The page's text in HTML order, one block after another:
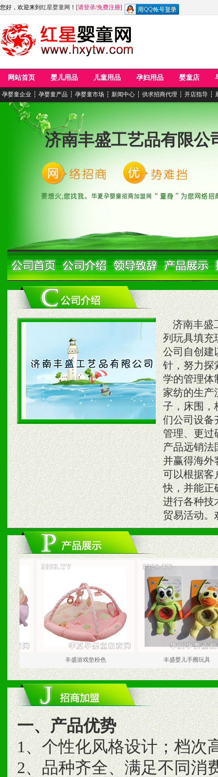
您好，欢迎来到 红星婴童网 ！ [请登录/免费注册]
网站首页 婴儿用品 儿童用品 孕妇用品 婴童店
孕婴童企业 ┆ 孕婴童产品 ┆ 孕婴童市场 ┆ 新闻中心 ┆ 供求招商代理 ┆ 开店指导 ┆
济南丰盛工艺品有限公
济南丰盛
列玩具填充
公司自创建
针，努力探
学的管理体
家纺的生产
子，床围，
们公司设备
管理、更过
产品远销法
并赢得海外
可以根据客
快，并能正
进行各种技
贸易活动。
丰盛游戏垫粉色 丰盛婴儿手圈玩具
一、产品优势
1、个性化风格设计；档次
2、品种齐全、满足不同消